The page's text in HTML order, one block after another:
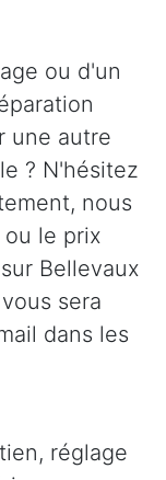
ou d'un
une autre
? N'hésitez
nous
le prix
Bellevaux
sera
dans les
réglage